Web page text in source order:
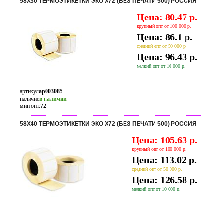
Цена: 80.47 р.
крупный опт от 100 000 р.
Цена: 86.1 р.
средний опт от 50 000 р.
Цена: 96.43 р.
мелкий опт от 10 000 р.
артикулap003085
наличиев наличии
мин опт.72
58Х40 ТЕРМОЭТИКЕТКИ ЭКО Х72 (БЕЗ ПЕЧАТИ 500) РОССИЯ
Цена: 105.63 р.
крупный опт от 100 000 р.
Цена: 113.02 р.
средний опт от 50 000 р.
Цена: 126.58 р.
мелкий опт от 10 000 р.